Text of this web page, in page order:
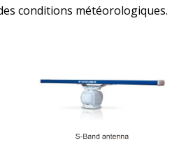
conditions météorologiques.